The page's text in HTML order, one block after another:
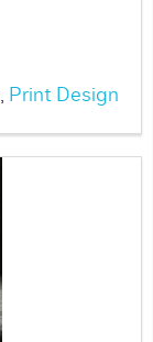
, Print Design